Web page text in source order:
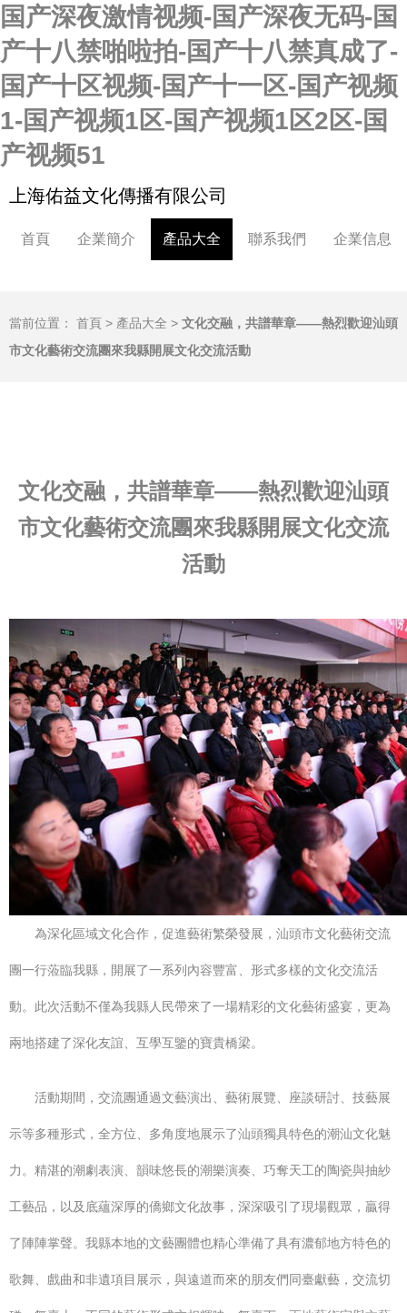
国产深夜激情视频-国产深夜无码-国
产十八禁啪啦拍-国产十八禁真成了-
国产十区视频-国产十一区-国产视频
1-国产视频1区-国产视频1区2区-国
产视频51
上海佑益文化傳播有限公司
首頁 企業簡介 產品大全 聯系我們 企業信息
當前位置： 首頁 > 產品大全 > 文化交融，共譜華章——熱烈歡迎汕頭
市文化藝術交流團來我縣開展文化交流活動
文化交融，共譜華章——熱烈歡迎汕頭
市文化藝術交流團來我縣開展文化交流
活動
為深化區域文化合作，促進藝術繁榮發展，汕頭市文化藝術交流
團一行蒞臨我縣，開展了一系列內容豐富、形式多樣的文化交流活
動。此次活動不僅為我縣人民帶來了一場精彩的文化藝術盛宴，更為
兩地搭建了深化友誼、互學互鑒的寶貴橋梁。
活動期間，交流團通過文藝演出、藝術展覽、座談研討、技藝展
示等多種形式，全方位、多角度地展示了汕頭獨具特色的潮汕文化魅
力。精湛的潮劇表演、韻味悠長的潮樂演奏、巧奪天工的陶瓷與抽紗
工藝品，以及底蘊深厚的僑鄉文化故事，深深吸引了現場觀眾，贏得
了陣陣掌聲。我縣本地的文藝團體也精心準備了具有濃郁地方特色的
歌舞、戲曲和非遺項目展示，與遠道而來的朋友們同臺獻藝，交流切